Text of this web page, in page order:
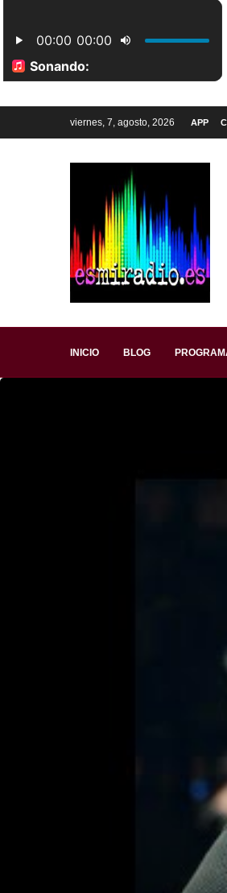
viernes, 7, agosto, 2026 APP
INICIO BLOG